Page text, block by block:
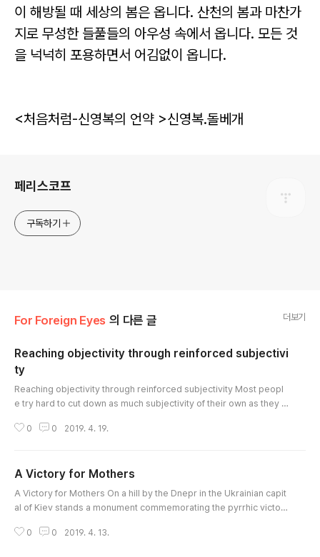
이 해방될 때 세상의 봄은 옵니다. 산천의 봄과 마찬가
지로 무성한 들풀들의 아우성 속에서 옵니다. 모든 것
을 넉넉히 포용하면서 어김없이 옵니다.
<처음처럼-신영복의 언약 >신영복.돌베개
페리스코프
구독하기
For Foreign Eyes 의 다른 글 더보기
Reaching objectivity through reinforced subjectivi
ty
Reaching objectivity through reinforced subjectivity Most peopl
e try hard to cut down as much subjectivity of their own as they c
correct notion that subjectivity and objectivity are separate, eve
f,..
0 0 2019. 4. 19.
A Victory for Mothers
A Victory for Mothers On a hill by the Dnepr in the Ukrainian capit
al of Kiev stands a monument commemorating the pyrrhic victor
e the monument right away for what it was, because it was merel
0 0 2019. 4. 13.